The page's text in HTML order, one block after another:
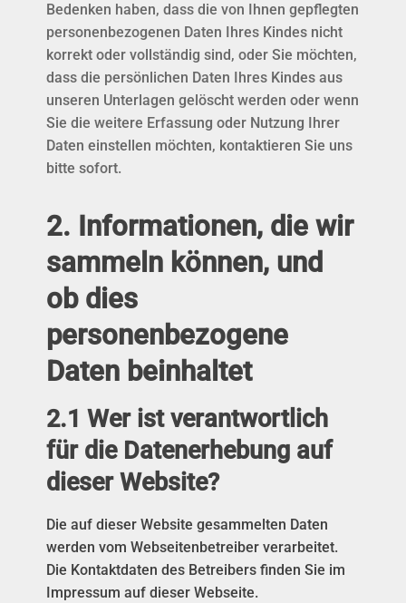
Bedenken haben, dass die von Ihnen gepflegten
personenbezogenen Daten Ihres Kindes nicht
korrekt oder vollständig sind, oder Sie möchten,
dass die persönlichen Daten Ihres Kindes aus
unseren Unterlagen gelöscht werden oder wenn
Sie die weitere Erfassung oder Nutzung Ihrer
Daten einstellen möchten, kontaktieren Sie uns
bitte sofort.
2. Informationen, die wir
sammeln können, und
ob dies
personenbezogene
Daten beinhaltet
2.1 Wer ist verantwortlich
für die Datenerhebung auf
dieser Website?
Die auf dieser Website gesammelten Daten
werden vom Webseitenbetreiber verarbeitet.
Die Kontaktdaten des Betreibers finden Sie im
Impressum auf dieser Webseite.